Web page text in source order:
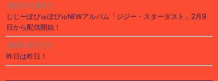
2022年2月10日
じじーぽぴゅぽぴゅNEWアルバム「ジジー・スターダスト」2月9
日から配信開始！
2021年8月15日
昨日は昨日！